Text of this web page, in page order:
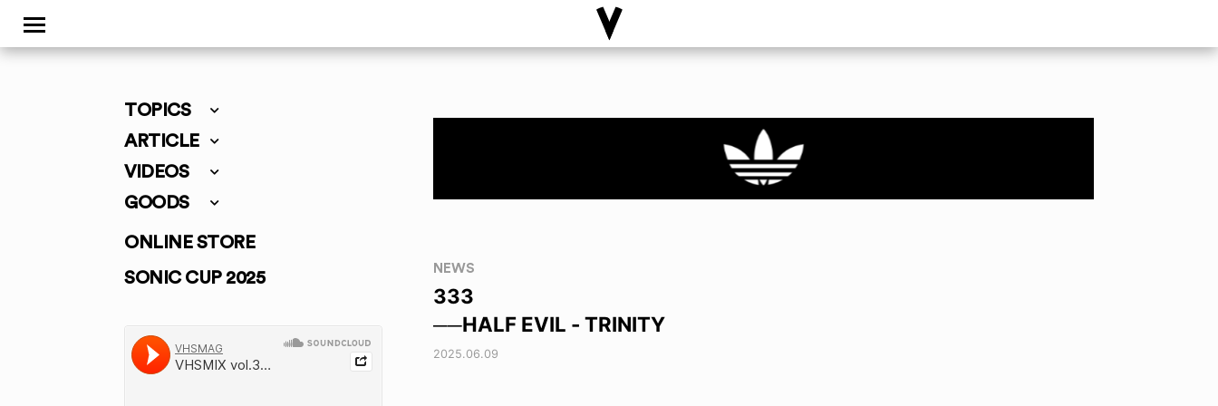
TOPICS
ARTICLE
VIDEOS
GOODS
ONLINE STORE
SONIC CUP 2025
NEWS
333
──HALF EVIL - TRINITY
2025.06.09